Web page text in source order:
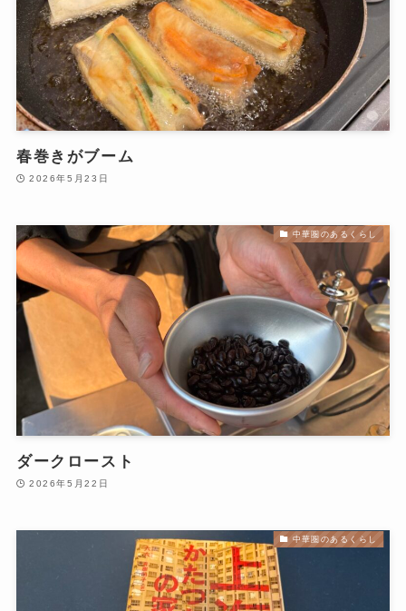
春巻きがブーム
2026年5月23日
中華圏のあるくらし
ダークロースト
2026年5月22日
中華圏のあるくらし